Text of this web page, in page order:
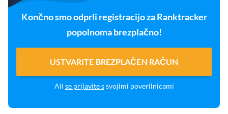
Končno smo odprli registracijo za Ranktracker
popolnoma brezplačno!
USTVARITE BREZPLAČEN RAČUN
Ali se prijavite ssvojimi poverilnicami